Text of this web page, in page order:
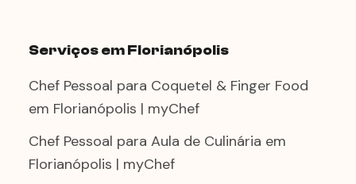
Serviços em Florianópolis
Chef Pessoal para Coquetel & Finger Food
em Florianópolis | myChef
Chef Pessoal para Aula de Culinária em
Florianópolis | myChef